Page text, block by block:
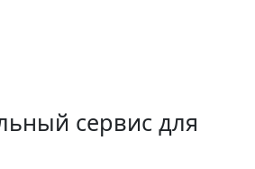
сервис для